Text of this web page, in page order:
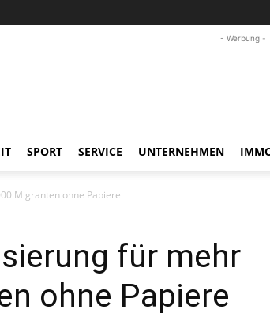
- Werbung -
SPORT SERVICE UNTERNEHMEN
Migranten ohne Papiere
für mehr
ohne Papiere